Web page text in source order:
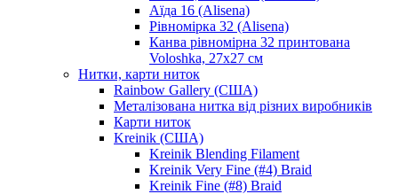
Аїда 16 (Alisena)
Рівномірка 32 (Alisena)
Канва рівномірна 32 принтована
Voloshka, 27х27 см
Нитки, карти ниток
Rainbow Gallery (США)
Металізована нитка від різних виробників
Карти ниток
Kreinik (США)
Kreinik Blending Filament
Kreinik Very Fine (#4) Braid
Kreinik Fine (#8) Braid